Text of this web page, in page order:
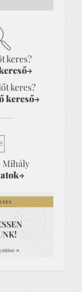
keres?
→
keres?
kereső→
Mihály
→